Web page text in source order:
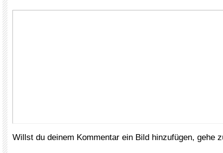
Willst du deinem Kommentar ein Bild hinzufügen, gehe